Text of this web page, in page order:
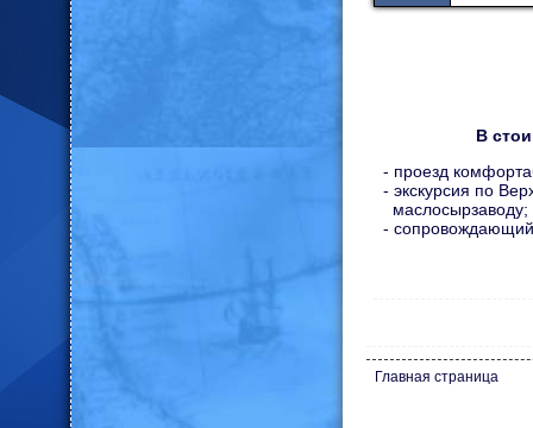
В
- проезд
- экскурсия по
маслосырзаводу;
-
Главная страница